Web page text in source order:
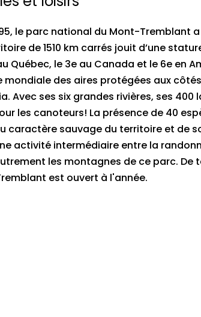
le parc national du Mont-Tremblant
de 1510 km carrés jouit d’une
Québec, le 3e au Canada et le 6e en
mondiale des aires protégées aux
Avec ses six grandes rivières, ses 400
les canoteurs! La présence de 40
caractère sauvage du territoire et de
activité intermédiaire entre la
les montagnes de ce parc. De
est ouvert à l'année.